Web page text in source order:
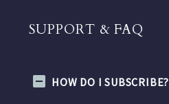
SUPPORT & FAQ
HOW DO I SUBSCRIBE?